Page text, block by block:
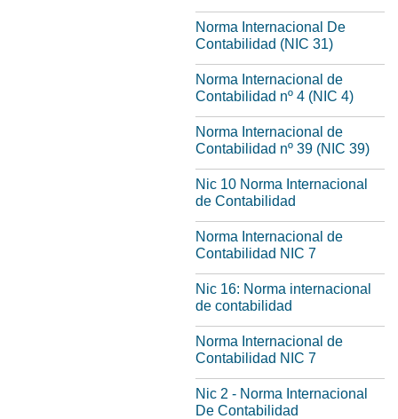
Norma Internacional De
Contabilidad (NIC 31)
Norma Internacional de
Contabilidad nº 4 (NIC 4)
Norma Internacional de
Contabilidad nº 39 (NIC 39)
Nic 10 Norma Internacional
de Contabilidad
Norma Internacional de
Contabilidad NIC 7
Nic 16: Norma internacional
de contabilidad
Norma Internacional de
Contabilidad NIC 7
Nic 2 - Norma Internacional
De Contabilidad